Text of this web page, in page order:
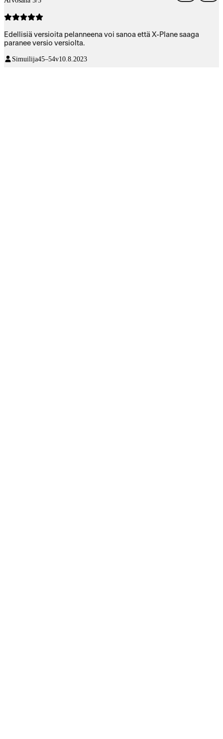
Edellisiä versioita pelanneena voi sanoa että X-Plane saaga
paranee versio versiolta.
Simuilija45–54v10.8.2023